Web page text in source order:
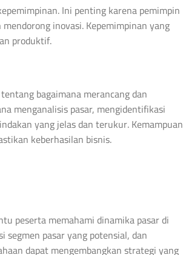
Ini penting karena pemimpin
inovasi. Kepemimpinan yang
produktif.
bagaimana merancang dan
menganalisis pasar, mengidentifikasi
yang jelas dan terukur. Kemampuan
keberhasilan bisnis.
peserta memahami dinamika pasar di
pasar yang potensial, dan
dapat mengembangkan strategi yang